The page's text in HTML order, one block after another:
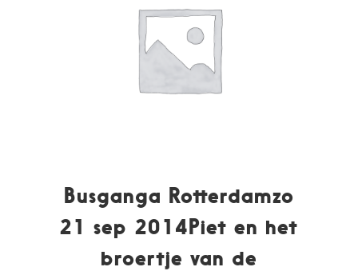
Busganga Rotterdamzo
21 sep 2014Piet en het
broertje van de